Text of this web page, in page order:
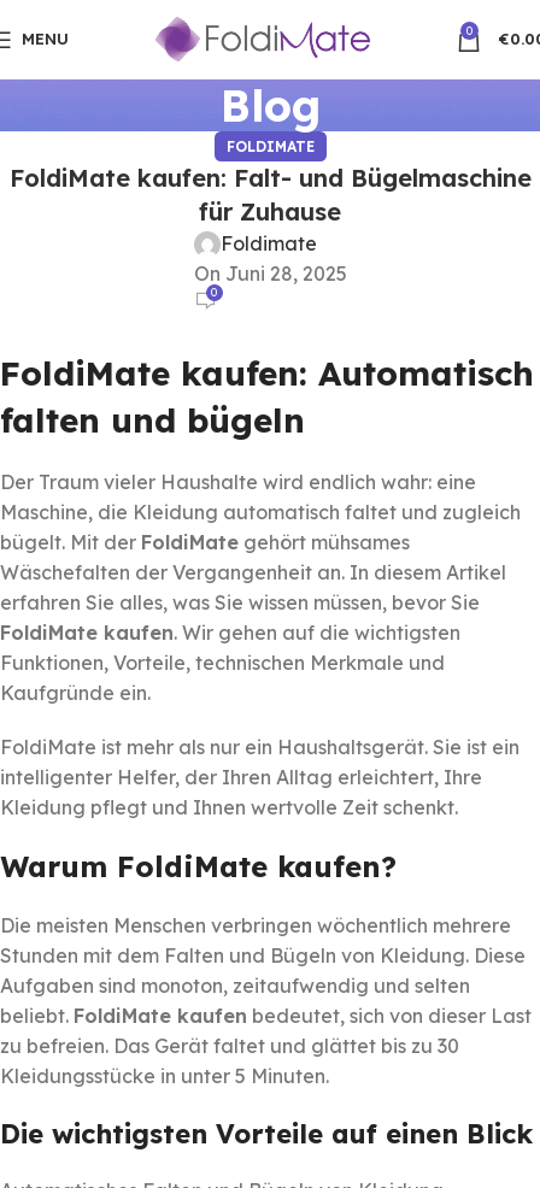
MENU 0 €
Blog
FOLDIMATE
FoldiMate kaufen: Falt- und Bügelmaschine
für Zuhause
Foldimate
On Juni 28, 2025
0
FoldiMate kaufen: Automatisch
falten und bügeln
Der Traum vieler Haushalte wird endlich wahr: eine
Maschine, die Kleidung automatisch faltet und zugleich
bügelt. Mit der FoldiMate gehört mühsames
Wäschefalten der Vergangenheit an. In diesem Artikel
erfahren Sie alles, was Sie wissen müssen, bevor Sie
FoldiMate kaufen. Wir gehen auf die wichtigsten
Funktionen, Vorteile, technischen Merkmale und
Kaufgründe ein.
FoldiMate ist mehr als nur ein Haushaltsgerät. Sie ist ein
intelligenter Helfer, der Ihren Alltag erleichtert, Ihre
Kleidung pflegt und Ihnen wertvolle Zeit schenkt.
Warum FoldiMate kaufen?
Die meisten Menschen verbringen wöchentlich mehrere
Stunden mit dem Falten und Bügeln von Kleidung. Diese
Aufgaben sind monoton, zeitaufwendig und selten
beliebt. FoldiMate kaufen bedeutet, sich von dieser Last
zu befreien. Das Gerät faltet und glättet bis zu 30
Kleidungsstücke in unter 5 Minuten.
Die wichtigsten Vorteile auf einen Blick